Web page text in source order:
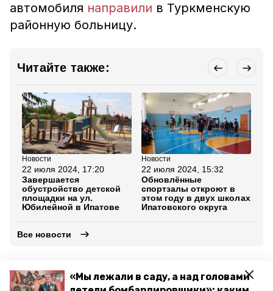
«Мы лежали в саду, а над головами
автомобиля направили в Туркменскую
районную больницу.
Читайте также:
Новости
22 июля 2024, 17:20
Завершается
обустройство детской
площадки на ул.
Юбилейной в Ипатове
Новости
22 июля 2024, 15:32
Обновлённые
спортзалы откроют в
этом году в двух школах
Ипатовского округа
Все новости
нацпроект «здравоохранение»